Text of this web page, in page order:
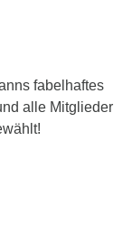
fabelhaftes
alle Mitglieder